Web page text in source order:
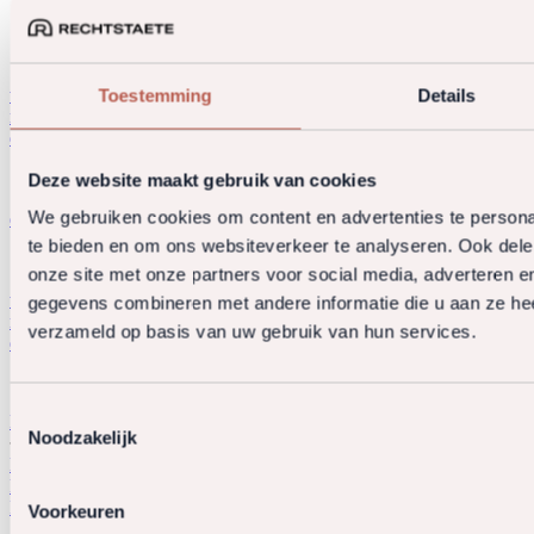
Toestemming Details
Deze website maakt gebruik van cookies
We gebruiken cookies om content en advertenties te
te bieden en om ons websiteverkeer te analyseren. Ook
onze site met onze partners voor social media, adverteren
gegevens combineren met andere informatie die u aan ze
verzameld op basis van uw gebruik van hun services.
Toestemmingsselectie
Noodzakelijk
Voorkeuren
wordt mogelijk ook belastingrente in rekening gebracht. De
renteperiode loopt dan van 1 juli 2026 tot 1 maand na de
dagtekening van het aanslagbiljet.
[2]Aangepaste voorbeelden; origineel afkomstig van de website van
de Belastingdienst.
[3]Bij een navorderingsaanslag volgend op een definitieve aanslag,
wordt mogelijk ook belastingrente in rekening gebracht. De
renteperiode loopt dan van 1 juli 2026 tot 1 maand na de
dagtekening van het aanslagbiljet.
Lees meer
Belastingrente
Fiscaal
IB